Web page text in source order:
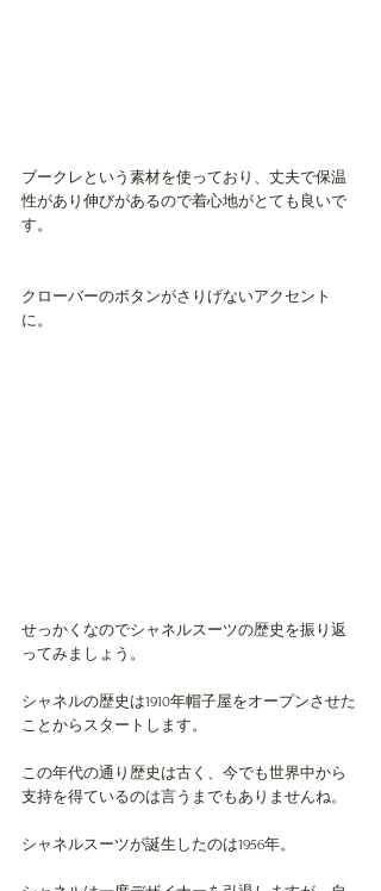
ブークレという素材を使っており、丈夫で保温
性があり伸びがあるので着心地がとても良いで
す。
クローバーのボタンがさりげないアクセント
に。
せっかくなのでシャネルスーツの歴史を振り返
ってみましょう。
シャネルの歴史は1910年帽子屋をオープンさせた
ことからスタートします。
この年代の通り歴史は古く、今でも世界中から
支持を得ているのは言うまでもありませんね。
シャネルスーツが誕生したのは1956年。